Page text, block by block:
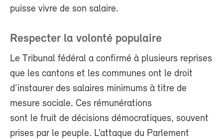
puisse vivre de son salaire.
Respecter la volonté populaire
Le Tribunal fédéral a confirmé à plusieurs reprises
que les cantons et les communes ont le droit
d’instaurer des salaires minimums à titre de
mesure sociale. Ces rémunérations
sont le fruit de décisions démocratiques, souvent
prises par le peuple. L’attaque du Parlement